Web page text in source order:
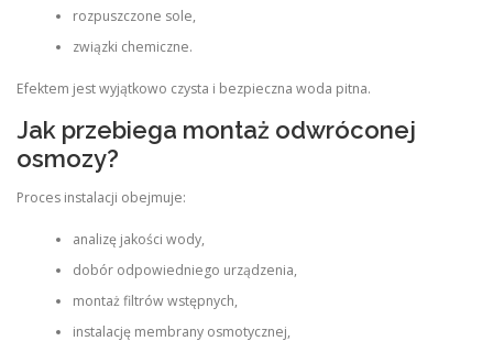
rozpuszczone sole,
związki chemiczne.
Efektem jest wyjątkowo czysta i bezpieczna woda pitna.
Jak przebiega montaż odwróconej
osmozy?
Proces instalacji obejmuje:
analizę jakości wody,
dobór odpowiedniego urządzenia,
montaż filtrów wstępnych,
instalację membrany osmotycznej,